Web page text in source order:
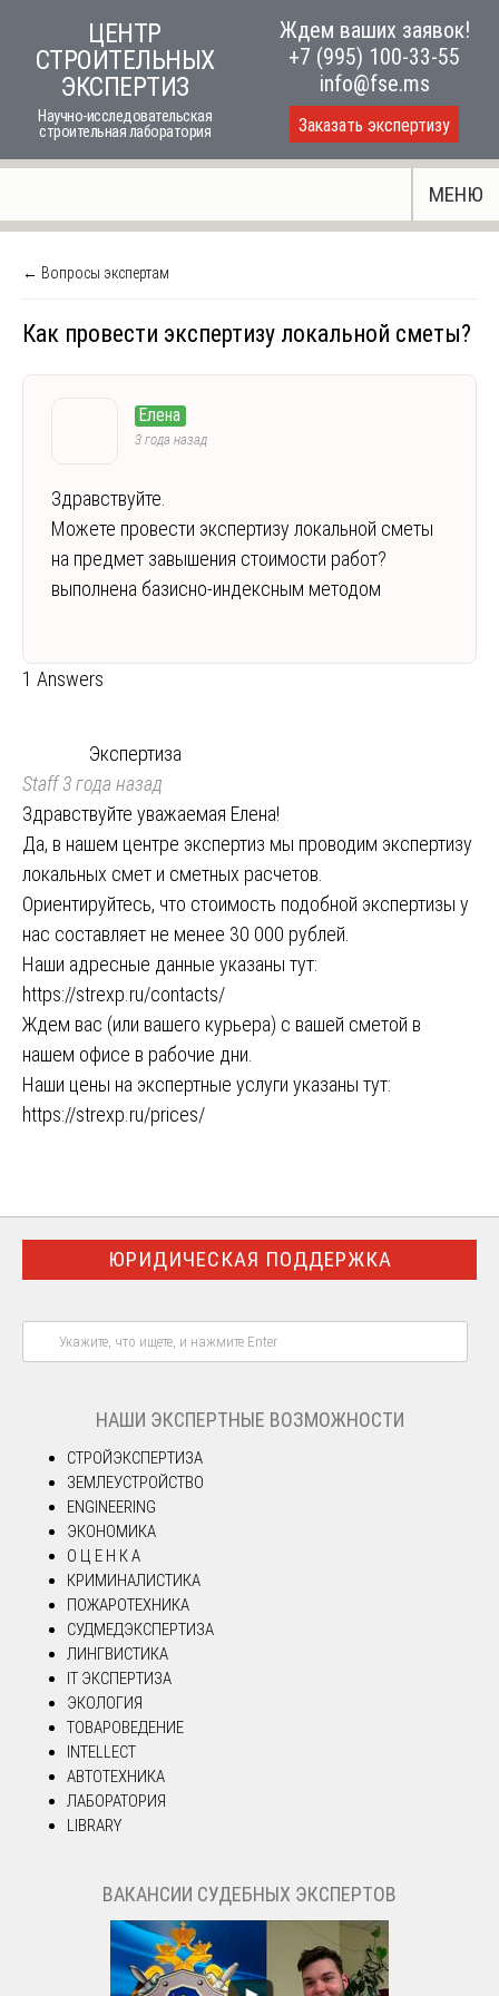
content
ЦЕНТР
СТРОИТЕЛЬНЫХ
ЭКСПЕРТИЗ
Научно-исследовательская
строительная лаборатория
Ждем ваших заявок!
+7 (995) 100-33-55
info@fse.ms
Заказать экспертизу
МЕНЮ
← Вопросы экспертам
Как провести экспертизу локальной сметы?
Елена
3 года назад
Здравствуйте.
Можете провести экспертизу локальной сметы
на предмет завышения стоимости работ?
выполнена базисно-индексным методом
1 Answers
Экспертиза
Staff3 года назад
Здравствуйте уважаемая Елена!
Да, в нашем центре экспертиз мы проводим экспертизу
локальных смет и сметных расчетов.
Ориентируйтесь, что стоимость подобной экспертизы у
нас составляет не менее 30 000 рублей.
Наши адресные данные указаны тут:
https://strexp.ru/contacts/
Ждем вас (или вашего курьера) с вашей сметой в
нашем офисе в рабочие дни.
Наши цены на экспертные услуги указаны тут:
https://strexp.ru/prices/
ЮРИДИЧЕСКАЯ ПОДДЕРЖКА
НАШИ ЭКСПЕРТНЫЕ ВОЗМОЖНОСТИ
СТРОЙЭКСПЕРТИЗА
ЗЕМЛЕУСТРОЙСТВО
ENGINEERING
ЭКОНОМИКА
О Ц Е Н К А
КРИМИНАЛИСТИКА
ПОЖАРОТЕХНИКА
СУДМЕДЭКСПЕРТИЗА
ЛИНГВИСТИКА
IT ЭКСПЕРТИЗА
ЭКОЛОГИЯ
ТОВАРОВЕДЕНИЕ
INTELLECT
АВТОТЕХНИКА
ЛАБОРАТОРИЯ
LIBRARY
ВАКАНСИИ СУДЕБНЫХ ЭКСПЕРТОВ